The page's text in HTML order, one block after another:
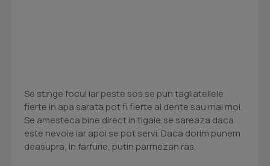
Se stinge focul iar peste sos se pun tagliatellele
fierte in apa sarata pot fi fierte al dente sau mai moi.
Se amesteca bine direct in tigaie,se sareaza daca
este nevoie iar apoi se pot servi. Daca dorim punem
deasupra, in farfurie, putin parmezan ras.